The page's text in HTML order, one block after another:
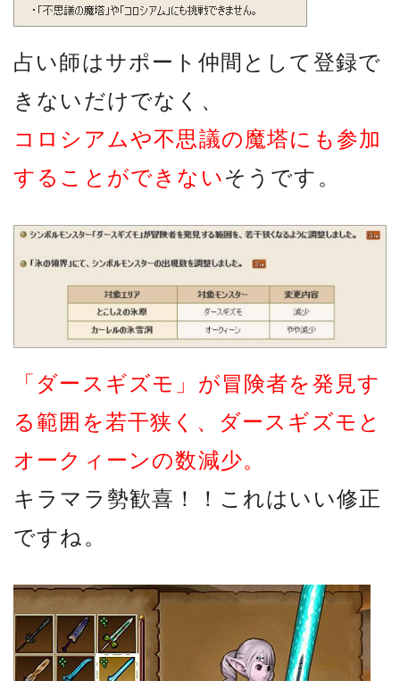
占い師はサポート仲間として登録で
きないだけでなく、
コロシアムや不思議の魔塔にも参加
することができないそうです。
「ダースギズモ」が冒険者を発見す
る範囲を若干狭く、ダースギズモと
オークィーンの数減少。
キラマラ勢歓喜！！これはいい修正
ですね。